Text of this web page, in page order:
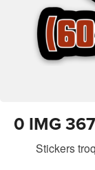
0 IMG
Stickers